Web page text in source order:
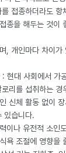
접종하더라도
종을 해두는 것이
, 개인마다 차이
현대 사회에서 가
리를 섭취하는 경
신체 활동 없이
있습니다.
이나 유전적 소인
욕 조절에 영향을